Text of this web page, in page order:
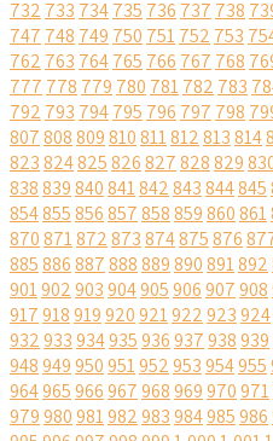
732 733 734735 736 737 738
747 748 749 750 751752 753
762 763 764765 766 767 768
777 778 779 780 781782 783
792 793 794795 796 797 798
807808809810811812813814
823824825826827828829
838839840841842843844845
854855856857858859860861
870871872873874875876
885886887888889890891892
901902903904905906907908
917918919920921922923924
932933934935936937938939
948949950951952953954955
964965966967968969970971
979980981982983984985986